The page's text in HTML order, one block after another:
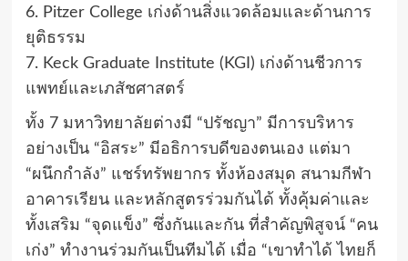
6. Pitzer College เก่งด้านสิ่งแวดล้อมและด้านการ
ยุติธรรม
7. Keck Graduate Institute (KGI) เก่งด้านชีวการ
แพทย์และเภสัชศาสตร์
ทั้ง 7 มหาวิทยาลัยต่างมี “ปรัชญา” มีการบริหาร
อย่างเป็น “อิสระ” มีอธิการบดีของตนเอง แต่มา
“ผนึกกำลัง” แชร์ทรัพยากร ทั้งห้องสมุด สนามกีฬา
อาคารเรียน และหลักสูตรร่วมกันได้ ทั้งคุ้มค่าและ
ทั้งเสริม “จุดแข็ง” ซึ่งกันและกัน ที่สำคัญพิสูจน์ “คน
เก่ง” ทำงานร่วมกันเป็นทีมได้ เมื่อ “เขาทำได้ ไทยก็